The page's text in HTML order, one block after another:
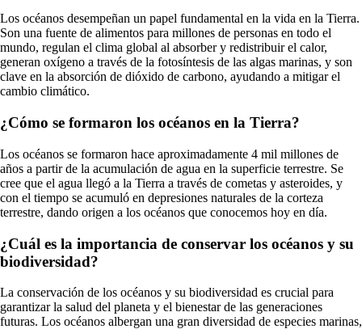
Los océanos desempeñan un papel fundamental en la vida en la Tierra.
Son una fuente de alimentos para millones de personas en todo el
mundo, regulan el clima global al absorber y redistribuir el calor,
generan oxígeno a través de la fotosíntesis de las algas marinas, y son
clave en la absorción de dióxido de carbono, ayudando a mitigar el
cambio climático.
¿Cómo se formaron los océanos en la Tierra?
Los océanos se formaron hace aproximadamente 4 mil millones de
años a partir de la acumulación de agua en la superficie terrestre. Se
cree que el agua llegó a la Tierra a través de cometas y asteroides, y
con el tiempo se acumuló en depresiones naturales de la corteza
terrestre, dando origen a los océanos que conocemos hoy en día.
¿Cuál es la importancia de conservar los océanos y su
biodiversidad?
La conservación de los océanos y su biodiversidad es crucial para
garantizar la salud del planeta y el bienestar de las generaciones
futuras. Los océanos albergan una gran diversidad de especies marinas,